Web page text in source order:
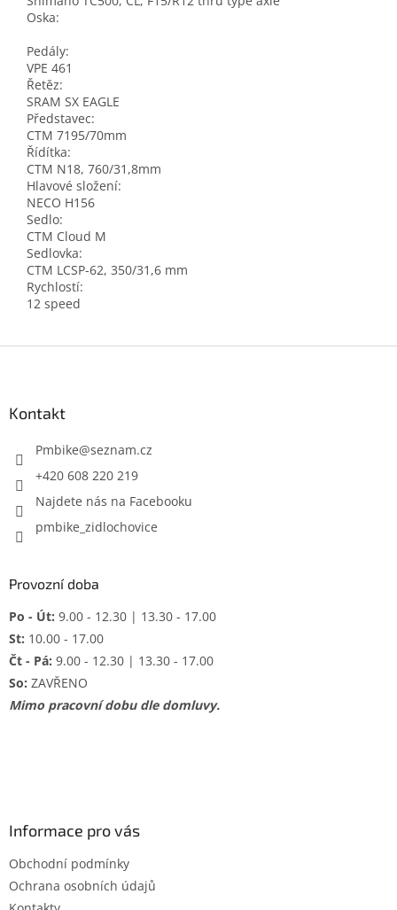
Oska:
Pedály:
VPE 461
Řetěz:
SRAM SX EAGLE
Představec:
CTM 7195/70mm
Řídítka:
CTM N18, 760/31,8mm
Hlavové složení:
NECO H156
Sedlo:
CTM Cloud M
Sedlovka:
CTM LCSP-62, 350/31,6 mm
Rychlostí:
12 speed
Kontakt
Pmbike@seznam.cz
+420 608 220 219
Najdete nás na Facebooku
pmbike_zidlochovice
Provozní doba
Po - Út: 9.00 - 12.30 | 13.30 - 17.00
St: 10.00 - 17.00
Čt - Pá: 9.00 - 12.30 | 13.30 - 17.00
So: ZAVŘENO
Mimo pracovní dobu dle domluvy.
Informace pro vás
Obchodní podmínky
Ochrana osobních údajů